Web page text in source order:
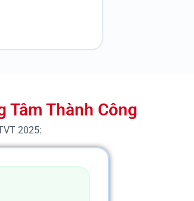
Tâm Thành Công
2025: